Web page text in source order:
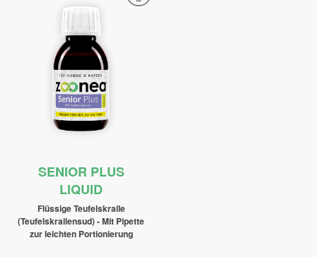
SENIOR PLUS
LIQUID
Flüssige Teufelskralle
(Teufelskrallensud) - Mit Pipette
zur leichten Portionierung